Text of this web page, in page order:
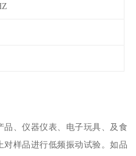
、仪器仪表、电子玩具、及食
样品进行低频振动试验。如品